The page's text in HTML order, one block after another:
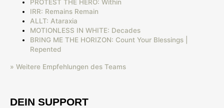
PROTEST THE HERO: Within
IRR: Remains Remain
ALLT: Ataraxia
MOTIONLESS IN WHITE: Decades
BRING ME THE HORIZON: Count Your Blessings |
Repented
» Weitere Empfehlungen des Teams
DEIN SUPPORT